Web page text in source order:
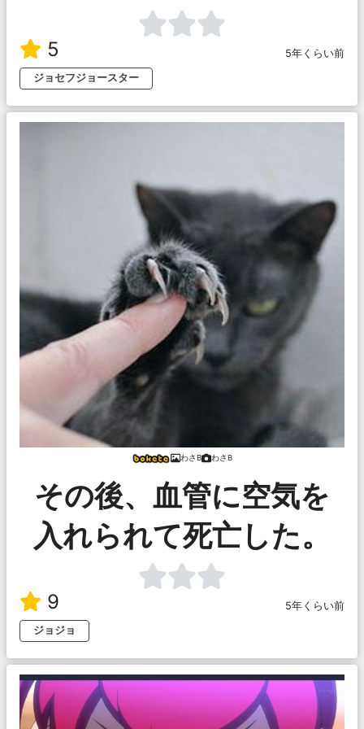
5
5年くらい前
ジョセフジョースター
わさB わさB
その後、血管に空気を
入れられて死亡した。
9
5年くらい前
ジョジョ